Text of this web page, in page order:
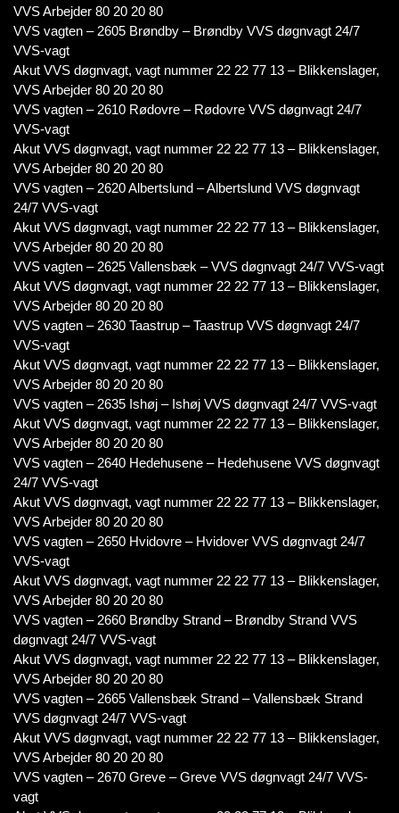
VVS Arbejder 80 20 20 80
VVS vagten – 2605 Brøndby – Brøndby VVS døgnvagt 24/7
VVS-vagt
Akut VVS døgnvagt, vagt nummer 22 22 77 13 – Blikkenslager,
VVS Arbejder 80 20 20 80
VVS vagten – 2610 Rødovre – Rødovre VVS døgnvagt 24/7
VVS-vagt
Akut VVS døgnvagt, vagt nummer 22 22 77 13 – Blikkenslager,
VVS Arbejder 80 20 20 80
VVS vagten – 2620 Albertslund – Albertslund VVS døgnvagt
24/7 VVS-vagt
Akut VVS døgnvagt, vagt nummer 22 22 77 13 – Blikkenslager,
VVS Arbejder 80 20 20 80
VVS vagten – 2625 Vallensbæk – VVS døgnvagt 24/7 VVS-vagt
Akut VVS døgnvagt, vagt nummer 22 22 77 13 – Blikkenslager,
VVS Arbejder 80 20 20 80
VVS vagten – 2630 Taastrup – Taastrup VVS døgnvagt 24/7
VVS-vagt
Akut VVS døgnvagt, vagt nummer 22 22 77 13 – Blikkenslager,
VVS Arbejder 80 20 20 80
VVS vagten – 2635 Ishøj – Ishøj VVS døgnvagt 24/7 VVS-vagt
Akut VVS døgnvagt, vagt nummer 22 22 77 13 – Blikkenslager,
VVS Arbejder 80 20 20 80
VVS vagten – 2640 Hedehusene – Hedehusene VVS døgnvagt
24/7 VVS-vagt
Akut VVS døgnvagt, vagt nummer 22 22 77 13 – Blikkenslager,
VVS Arbejder 80 20 20 80
VVS vagten – 2650 Hvidovre – Hvidover VVS døgnvagt 24/7
VVS-vagt
Akut VVS døgnvagt, vagt nummer 22 22 77 13 – Blikkenslager,
VVS Arbejder 80 20 20 80
VVS vagten – 2660 Brøndby Strand – Brøndby Strand VVS
døgnvagt 24/7 VVS-vagt
Akut VVS døgnvagt, vagt nummer 22 22 77 13 – Blikkenslager,
VVS Arbejder 80 20 20 80
VVS vagten – 2665 Vallensbæk Strand – Vallensbæk Strand
VVS døgnvagt 24/7 VVS-vagt
Akut VVS døgnvagt, vagt nummer 22 22 77 13 – Blikkenslager,
VVS Arbejder 80 20 20 80
VVS vagten – 2670 Greve – Greve VVS døgnvagt 24/7 VVS-
vagt